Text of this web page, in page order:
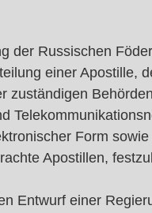
der Russischen
einer Apostille,
zuständigen
Form
Apostillen,
Entwurf einer